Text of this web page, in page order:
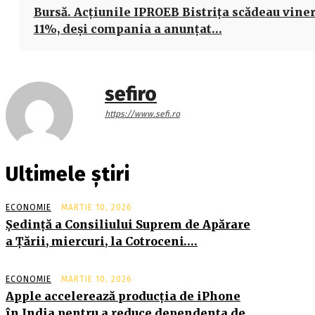
Bursă. Acţiunile IPROEB Bistriţa scădeau
11%, deşi compania a anunţat…
sefiro
https://www.sefi.ro
Ultimele știri
ECONOMIE MARTIE 10, 2026
Şedinţă a Consiliului Suprem de Apărare
a Ţării, miercuri, la Cotroceni….
ECONOMIE MARTIE 10, 2026
Apple accelerează producția de iPhone